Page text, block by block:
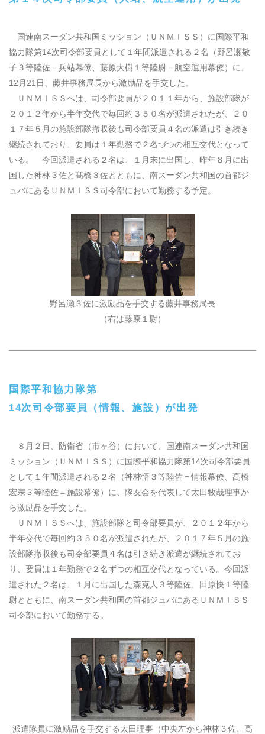
国連南スーダン共和国ミッション（ＵＮＭＩＳＳ）に国際平和
協力隊第14次司令部要員として１年間派遣される２名（野呂瀬敬
子３等陸佐＝兵站幕僚、藤原大樹１等陸尉＝航空運用幕僚）に、
12 月 21 日、藤井事務局長から激励品を手交した。
ＵＮＭＩＳＳへは、司令部要員が２０１１年から、施設部隊が
２０１２年から半年交代で毎回約３５０名が派遣されたが、２０
１７年５月の施設部隊撤収後も司令部要員４名の派遣は引き続き
継続されており、要員は１年勤務で２名づつの相互交代となって
いる。 今回派遣される２名は、１月末に出国し、昨年８月に出
国した神林３佐と髙橋３佐とともに、南スーダン共和国の首都ジ
ュバにあるＵＮＭＩＳＳ司令部において勤務する予定。
野呂瀬３佐に激励品を手交する藤井事務局長
（右は藤原１尉）
国際平和協力隊第
14次司令部要員（情報、施設）が出発
８月２日、防衛省（市ヶ谷）において、国連南スーダン共和国
ミッション（ＵＮＭＩＳＳ）に国際平和協力隊第14次司令部要員
として１年間派遣される２名（神林悟３等陸佐＝情報幕僚、髙橋
宏宗３等陸佐＝施設幕僚）に、隊友会を代表して太田牧哉理事か
ら激励品を手交した。
ＵＮＭＩＳＳへは、施設部隊と司令部要員が、２０１２年から
半年交代で毎回約３５０名が派遣されたが、２０１７年５月の施
設部隊撤収後も司令部要員４名は引き続き派遣が継続されてお
り、要員は１年勤務で２名ずつの相互交代となっている。今回派
遣された２名は、１月に出国した森克人３等陸佐、田原快１等陸
尉とともに、南スーダン共和国の首都ジュバにあるＵＮＭＩＳＳ
司令部において勤務する。
派遣隊員に激励品を手交する太田理事（中央左から神林３佐、髙